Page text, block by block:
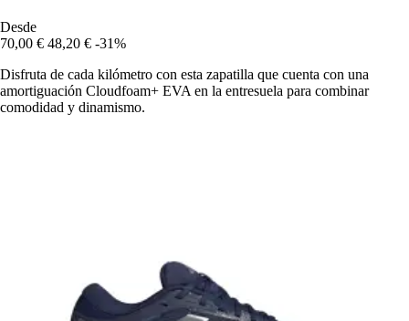
Desde
70,00 € 48,20 € -31%
Disfruta de cada kilómetro con esta zapatilla que cuenta con una
amortiguación Cloudfoam+ EVA en la entresuela para combinar
comodidad y dinamismo.